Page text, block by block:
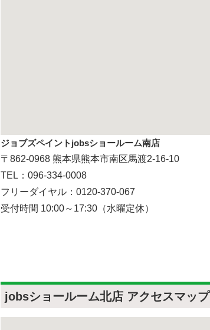
ジョブズペイントjobsショールーム南店
〒862-0968 熊本県熊本市南区馬渡2-16-10
TEL：096-334-0008
フリーダイヤル：0120-370-067
受付時間 10:00～17:30（水曜定休）
jobsショールーム北店 アクセスマップ